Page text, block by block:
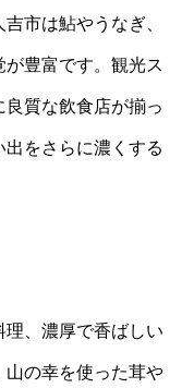
市は鮎やうなぎ、
豊富です。観光ス
質な飲食店が揃っ
をさらに濃くする
、濃厚で香ばしい
山の幸を使った茸や